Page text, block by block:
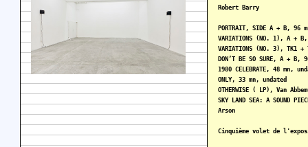
Robert Barry
PORTRAIT, SIDE A + B, 96
VARIATIONS (NO. 1), A +
VARIATIONS (NO. 3), TK1
DON’T BE SO SURE, A + B,
1980 CELEBRATE, 48 mn,
ONLY, 33 mn, undated
OTHERWISE (‎ LP), Van
SKY LAND SEA: A SOUND
Arson
Cinquième volet de